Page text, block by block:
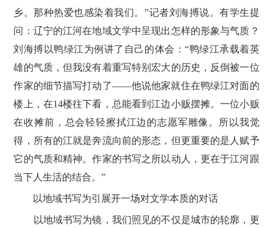
乡。那种热爱也感染着我们。”记者刘海搏说。有学生提
问：辽宁的江河在地域文学中呈现出怎样的形象与气质？
刘海搏以鸭绿江为例讲了自己的体会：“鸭绿江承载着英
雄的气质，但我没有着重写特别宏大的历史，反倒被一位
作家的细节描写打动了——他说他家就住在鸭绿江对面的
楼上，在14楼往下看，总能看到江边小贩摆摊。一位小贩
在收摊前，总会轻轻擦拭江边的志愿军雕像。所以我觉
得，所有的江就是奔流向前的形态，但更重要的是人赋予
它的气质和精神。作家的书写之所以动人，更在于江河跟
当下人生活的结合。”
以地域书写为引展开一场对文学本质的对话
以地域书写为镜，我们照见的不仅是城市的轮廓，更